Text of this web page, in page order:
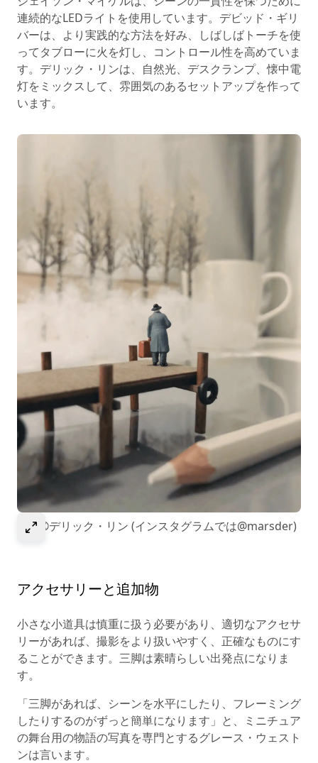
連続的なLEDライトを使用しています。デビッド・ギリ
バーは、より実践的な方法を好み、しばしばトーチを使
ってタブローに火を灯し、コントロール性を高めていま
す。デリック・リンは、自然光、デスクランプ、懐中電
灯をミックスして、雰囲気のあるセットアップを作って
います。
選択して画像を拡大
画像©デリック・リン (インスタグラムでは@marsder)
アクセサリーと追加物
小さな小道具は慎重に扱う必要があり、適切なアクセサ
リーがあれば、撮影をより扱いやすく、正確なものにす
ることができます。三脚は素晴らしい出発点になりま
す。
「三脚があれば、シーンを水平にしたり、フレーミング
したりするのがずっと簡単になります」と、ミニチュア
の舞台用の物語の写真を専門とするグレース・ウェスト
ンは言います。